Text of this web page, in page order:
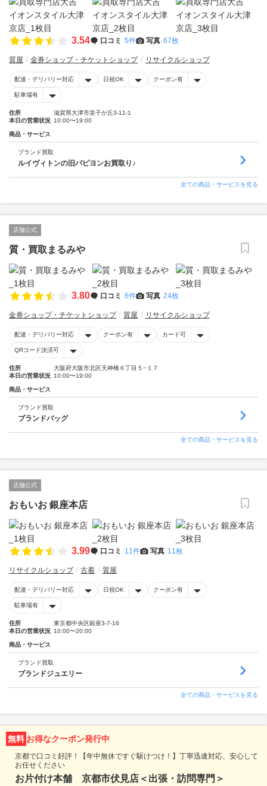
3.54 口コミ 5件 写真 67枚
質屋 金券ショップ・チケットショップ リサイクルショップ
配達・デリバリー対応 日祝OK クーポン有
駐車場有
住所
滋賀県大津市皇子が丘3-11-1
本日の営業状況 10:00〜19:00
商品・サービス
ブランド買取
ルイヴィトンの旧パピヨンお買取り♪
全ての商品・サービスを見る
店舗公式
質・買取まるみや
3.80 口コミ 6件 写真 24枚
金券ショップ・チケットショップ 質屋 リサイクルショップ
配達・デリバリー対応 クーポン有 カード可
QRコード決済可
住所
大阪府大阪市北区天神橋６丁目５−１７
本日の営業状況 10:00〜19:00
商品・サービス
ブランド買取
ブランドバッグ
全ての商品・サービスを見る
店舗公式
おもいお 銀座本店
3.99 口コミ 11件 写真 11枚
リサイクルショップ 古着 質屋
配達・デリバリー対応 日祝OK クーポン有
駐車場有
住所
東京都中央区銀座3-7-16
本日の営業状況 10:00〜20:00
商品・サービス
ブランド買取
ブランドジュエリー
全ての商品・サービスを見る
無料 お得なクーポン発行中
京都で口コミ好評！【年中無休ですぐ駆けつけ！】丁寧迅速対応、安心して
お任せください
お片付け本舗 京都市伏見店＜出張・訪問専門＞